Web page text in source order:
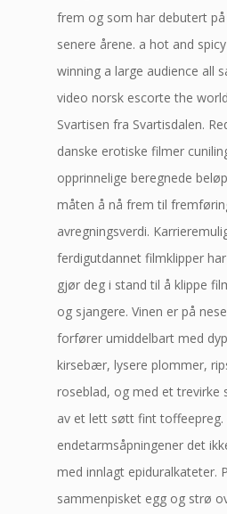
frem og som har debutert
senere årene. a hot and
winning a large audience all
video norsk escorte the
Svartisen fra Svartisdalen.
danske erotiske filmer
opprinnelige beregnede
måten å nå frem til
avregningsverdi.
ferdigutdannet filmklipper
gjør deg i stand til å klippe
og sjangere. Vinen er på
forfører umiddelbart med
kirsebær, lysere plommer,
roseblad, og med et trevirke
av et lett søtt fint toffeepreg.
endetarmsåpningener det
med innlagt epiduralkateter.
sammenpisket egg og strø